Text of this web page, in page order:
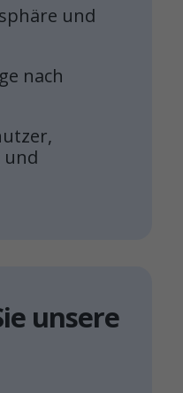
und
nach
und
unsere